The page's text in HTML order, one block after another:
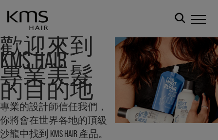
歡迎來到
KMS HAIR -
專業美髮
的目的地
專業的設計師信任我們，
你將會在世界各地的頂級
沙龍中找到 KMS HAIR 產品。